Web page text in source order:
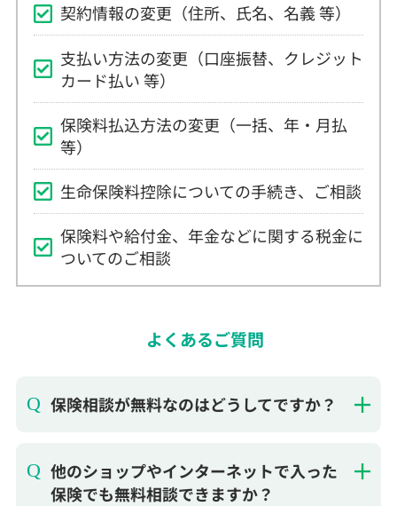
契約情報の変更（住所、氏名、名義 等）
支払い方法の変更（口座振替、クレジット
カード払い 等）
保険料払込方法の変更（一括、年・月払
等）
生命保険料控除についての手続き、ご相談
保険料や給付金、年金などに関する税金に
ついてのご相談
よくあるご質問
保険相談が無料なのはどうしてですか？
他のショップやインターネットで入った
保険でも無料相談できますか？